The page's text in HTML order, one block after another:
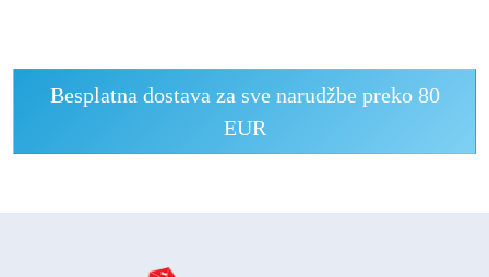
Besplatna dostava za sve narudžbe preko 80
EUR